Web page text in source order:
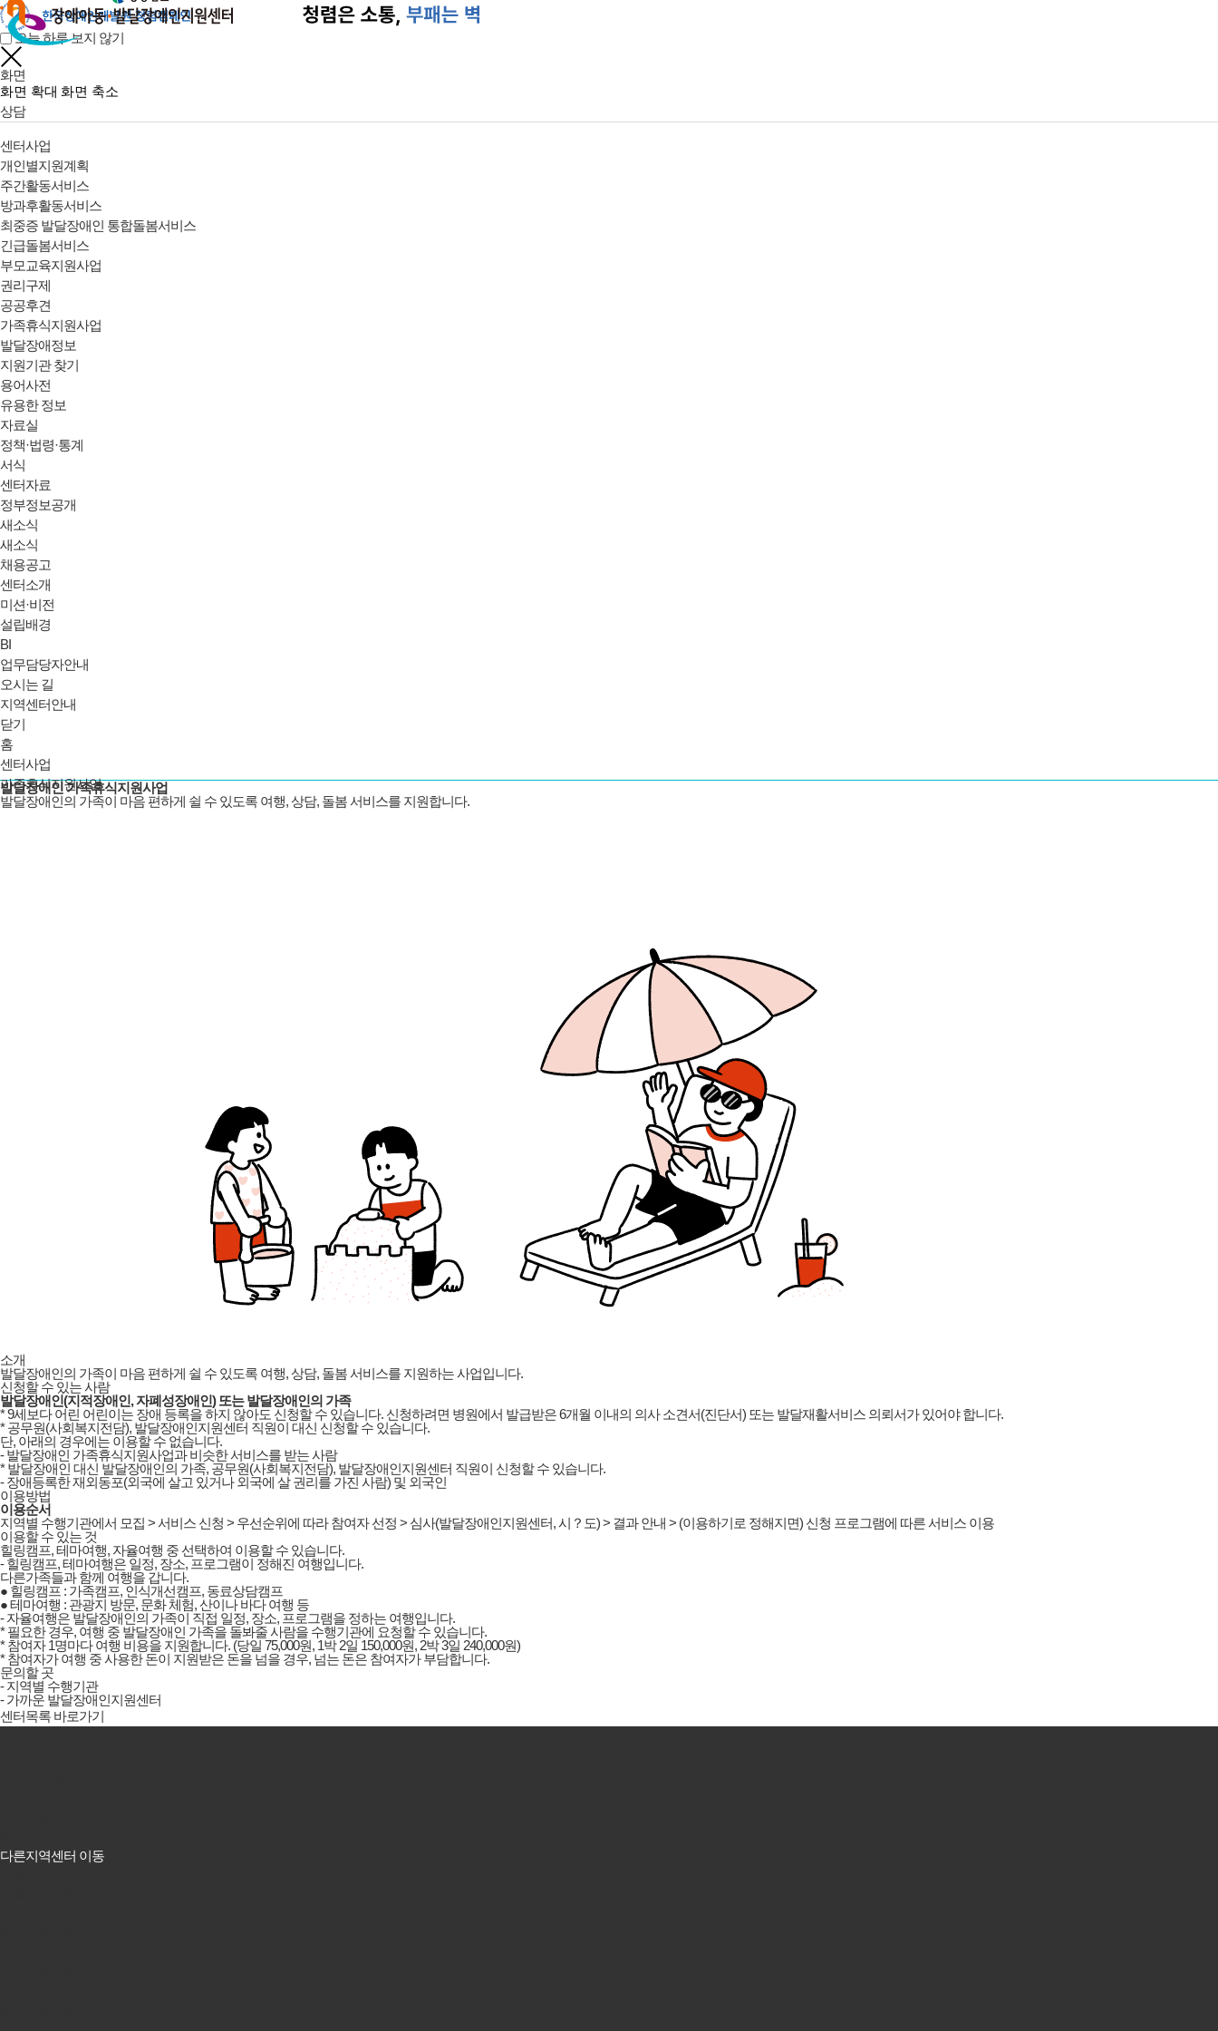
오늘 하루 보지 않기
화면
화면 확대 화면 축소
상담
센터사업
개인별지원계획
주간활동서비스
방과후활동서비스
최중증 발달장애인 통합돌봄서비스
긴급돌봄서비스
부모교육지원사업
권리구제
공공후견
가족휴식지원사업
발달장애정보
지원기관 찾기
용어사전
유용한 정보
자료실
정책·법령·통계
서식
센터자료
정부정보공개
새소식
새소식
채용공고
센터소개
미션·비전
설립배경
BI
업무담당자안내
오시는 길
지역센터안내
닫기
홈
센터사업
가족휴식지원사업
발달장애인 가족휴식지원사업
발달장애인의 가족이 마음 편하게 쉴 수 있도록 여행, 상담, 돌봄 서비스를 지원합니다.
소개
발달장애인의 가족이 마음 편하게 쉴 수 있도록 여행, 상담, 돌봄 서비스를 지원하는 사업입니다.
신청할 수 있는 사람
발달장애인(지적장애인, 자폐성장애인) 또는 발달장애인의 가족
* 9세보다 어린 어린이는 장애 등록을 하지 않아도 신청할 수 있습니다. 신청하려면 병원에서 발급받은 6개월 이내의 의사 소견서(진단서) 또는 발달재활서비스 의뢰서가 있어야 합니다.
* 공무원(사회복지전담), 발달장애인지원센터 직원이 대신 신청할 수 있습니다.
단, 아래의 경우에는 이용할 수 없습니다.
- 발달장애인 가족휴식지원사업과 비슷한 서비스를 받는 사람
* 발달장애인 대신 발달장애인의 가족, 공무원(사회복지전담), 발달장애인지원센터 직원이 신청할 수 있습니다.
- 장애등록한 재외동포(외국에 살고 있거나 외국에 살 권리를 가진 사람) 및 외국인
이용방법
이용순서
지역별 수행기관에서 모집 > 서비스 신청 > 우선순위에 따라 참여자 선정 > 심사(발달장애인지원센터, 시？도) > 결과 안내 > (이용하기로 정해지면) 신청 프로그램에 따른 서비스 이용
이용할 수 있는 것
힐링캠프, 테마여행, 자율여행 중 선택하여 이용할 수 있습니다.
- 힐링캠프, 테마여행은 일정, 장소, 프로그램이 정해진 여행입니다.
다른가족들과 함께 여행을 갑니다.
● 힐링캠프 : 가족캠프, 인식개선캠프, 동료상담캠프
● 테마여행 : 관광지 방문, 문화 체험, 산이나 바다 여행 등
- 자율여행은 발달장애인의 가족이 직접 일정, 장소, 프로그램을 정하는 여행입니다.
* 필요한 경우, 여행 중 발달장애인 가족을 돌봐줄 사람을 수행기관에 요청할 수 있습니다.
* 참여자 1명마다 여행 비용을 지원합니다. (당일 75,000원, 1박 2일 150,000원, 2박 3일 240,000원)
* 참여자가 여행 중 사용한 돈이 지원받은 돈을 넘을 경우, 넘는 돈은 참여자가 부담합니다.
문의할 곳
- 지역별 수행기관
- 가까운 발달장애인지원센터
센터목록 바로가기
다른지역센터 이동